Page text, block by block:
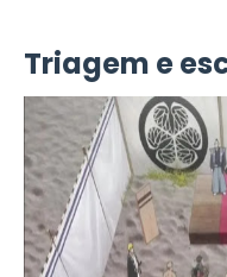
Triagem e